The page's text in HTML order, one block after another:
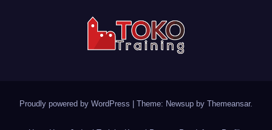
Proudly powered by WordPress Theme: Newsup by Themeansar.